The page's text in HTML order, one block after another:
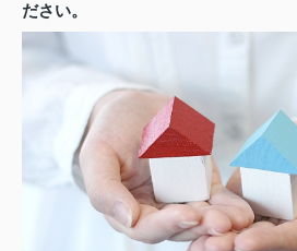
ださい。